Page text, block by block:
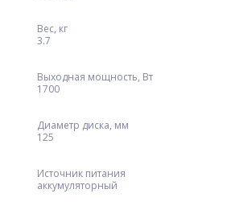
Вес, кг
3.7
Выходная мощность, Вт
1700
Диаметр диска, мм
125
Источник питания
аккумуляторный